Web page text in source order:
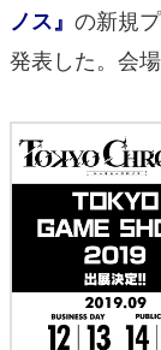
電ファミニコゲ
運営：株式会社
ノス』 の新規
発表した。会